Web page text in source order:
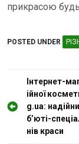
прикрасою
POSTED UNDER
а
в
Інтернет-
ійної
g.ua:
б’юті-
нів краси